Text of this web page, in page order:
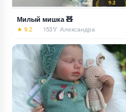
Милый мишка 🧸
★ 9.2 153🏅 Александра